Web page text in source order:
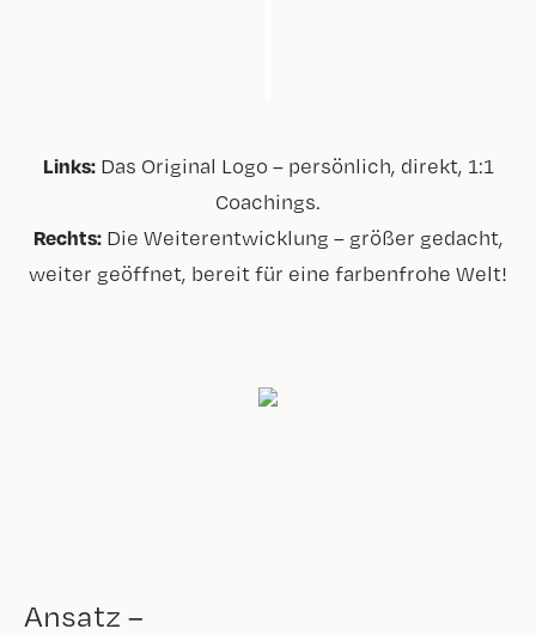
Links:Das Original Logo – persönlich, direkt, 1:1
Coachings.
Rechts:Die Weiterentwicklung – größer gedacht,
weiter geöffnet, bereit für eine farbenfrohe Welt!
Ansatz –